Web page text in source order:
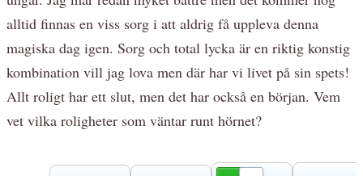
alltid finnas en viss sorg i att aldrig få uppleva denna
magiska dag igen. Sorg och total lycka är en riktig konstig
kombination vill jag lova men där har vi livet på sin spets!
Allt roligt har ett slut, men det har också en början. Vem
vet vilka roligheter som väntar runt hörnet?